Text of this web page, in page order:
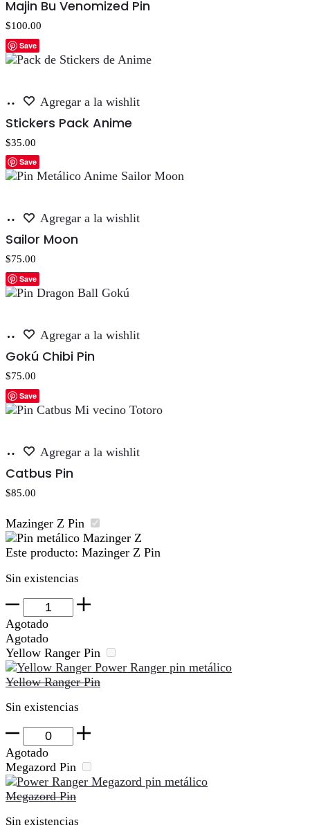
carrito
Majin Bu Venomized Pin
$100.00
Save
Añadir
carrito
Agregar a la wishlit
Stickers Pack Anime
$35.00
Save
Añadir
carrito
Agregar a la wishlit
Sailor Moon
$75.00
Save
Añadir
carrito
Agregar a la wishlit
Gokú Chibi Pin
$75.00
Save
Añadir
carrito
Agregar a la wishlit
Catbus Pin
$85.00
Mazinger Z Pin
Este producto: Mazinger Z Pin
Sin existencias
Mazinger
Z
Pin
cantidad
Agotado
Agotado
Yellow Ranger Pin
Yellow Ranger Pin
Sin existencias
Yellow
Ranger
Pin
cantidad
Agotado
Megazord Pin
Megazord Pin
Sin existencias